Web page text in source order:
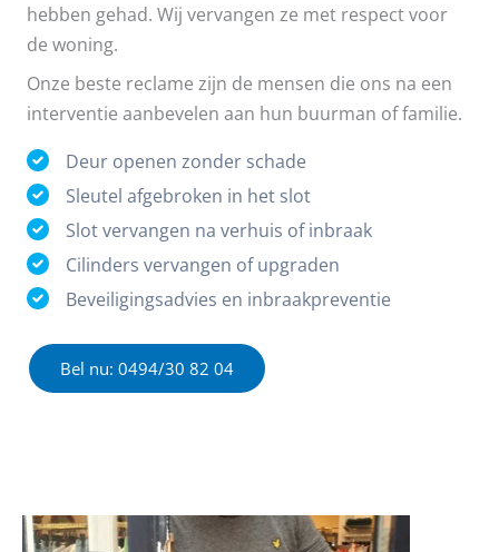
hebben gehad. Wij vervangen ze met respect voor
de woning.
Onze beste reclame zijn de mensen die ons na een
interventie aanbevelen aan hun buurman of familie.
Deur openen zonder schade
Sleutel afgebroken in het slot
Slot vervangen na verhuis of inbraak
Cilinders vervangen of upgraden
Beveiligingsadvies en inbraakpreventie
Bel nu: 0494/30 82 04